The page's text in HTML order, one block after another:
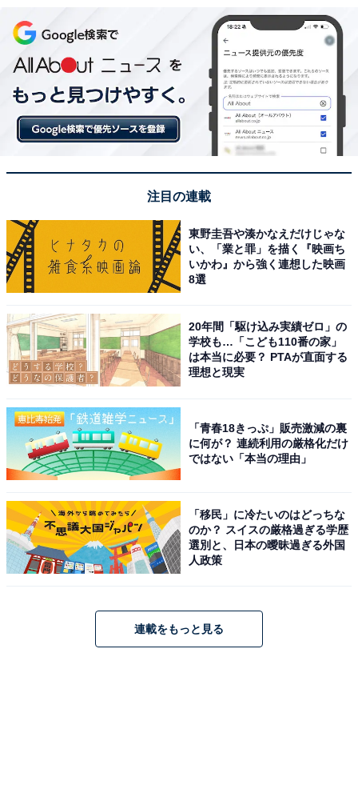
注目の連載
東野圭吾や湊かなえだけじゃな
い、「業と罪」を描く『映画ち
いかわ』から強く連想した映画
8選
20年間「駆け込み実績ゼロ」の
学校も…「こども110番の家」
は本当に必要？ PTAが直面する
理想と現実
「青春18きっぷ」販売激減の裏
に何が？ 連続利用の厳格化だけ
ではない「本当の理由」
「移民」に冷たいのはどっちな
のか？ スイスの厳格過ぎる学歴
選別と、日本の曖昧過ぎる外国
人政策
連載をもっと見る